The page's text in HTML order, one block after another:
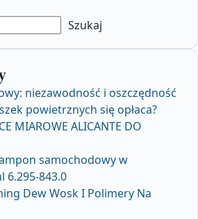
Szukaj
niezawodność i oszczędność
powietrznych się opłaca?
MIAROWE ALICANTE DO
samochodowy w
6.295-843.0
Dew Wosk I Polimery Na